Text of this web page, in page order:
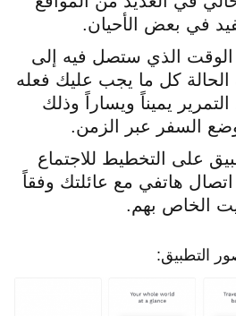
في بعض الأحيان.
الوقت الذي ستصل فيه إلى
كل ما يجب عليك فعله
يميناً ويساراً وذلك
السفر عبر الزمن.
على التخطيط للاجتماع
اتصال هاتفي مع عائلتك وفقاً
الخاص بهم.
التطبيق: